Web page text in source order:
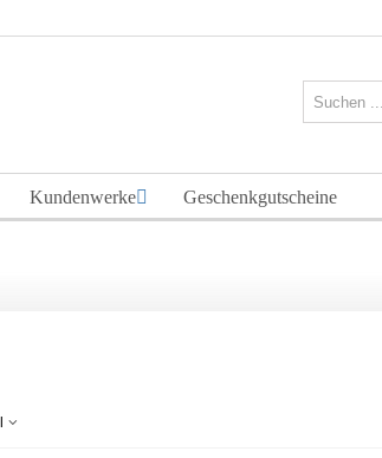
Kundenwerke Geschenkgutscheine